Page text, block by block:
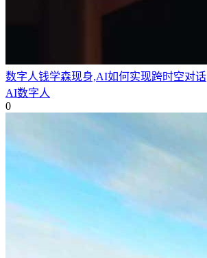
数字人钱学森现身,AI如何实现跨时空对话
AI数字人
0